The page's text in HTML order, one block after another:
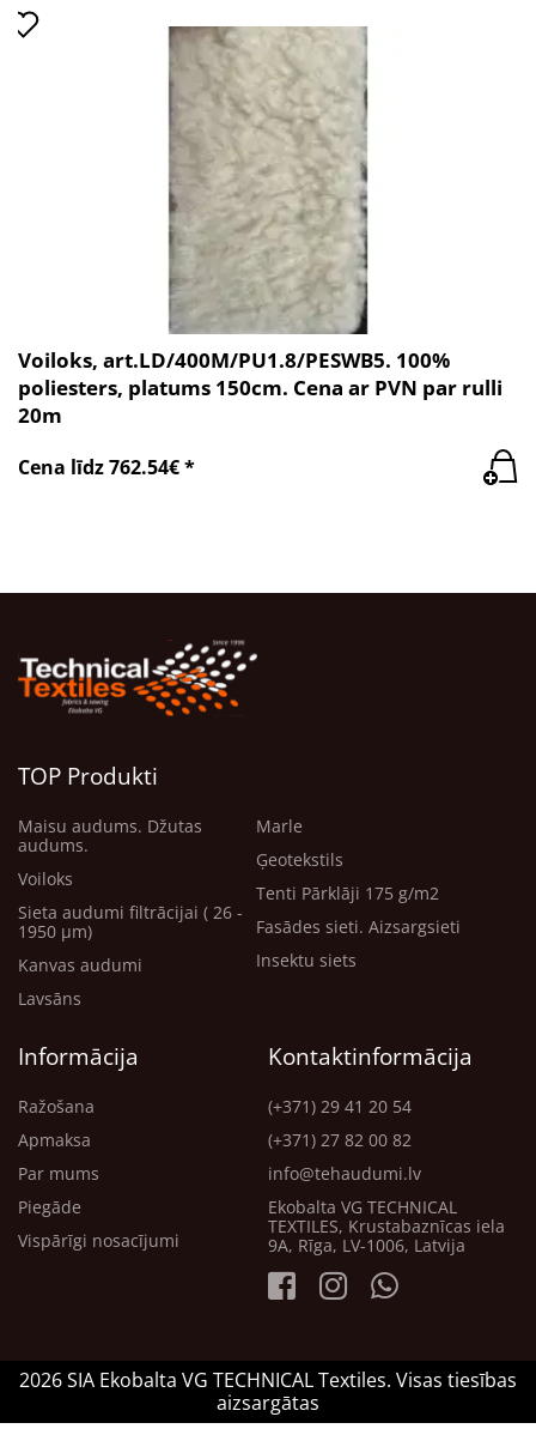
Voiloks, art.LD/400M/PU1.8/PESWB5. 100%
poliesters, platums 150cm. Cena ar PVN par rulli
20m
Cena līdz 762.54€ *
TOP Produkti
Maisu audums. Džutas
audums.
Voiloks
Sieta audumi filtrācijai ( 26 -
1950 μm)
Kanvas audumi
Lavsāns
Marle
Ģeotekstils
Tenti Pārklāji 175 g/m2
Fasādes sieti. Aizsargsieti
Insektu siets
Informācija
Ražošana
Apmaksa
Par mums
Piegāde
Vispārīgi nosacījumi
Kontaktinformācija
(+371) 29 41 20 54
(+371) 27 82 00 82
info@tehaudumi.lv
Ekobalta VG TECHNICAL
TEXTILES, Krustabaznīcas iela
9A, Rīga, LV-1006, Latvija
2026 SIA Ekobalta VG TECHNICAL Textiles. Visas tiesības
aizsargātas